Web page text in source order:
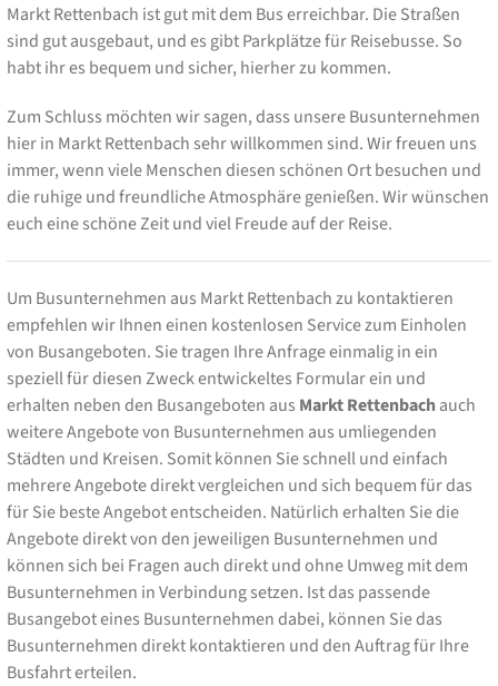
Markt Rettenbach ist gut mit dem Bus erreichbar. Die Straßen
sind gut ausgebaut, und es gibt Parkplätze für Reisebusse. So
habt ihr es bequem und sicher, hierher zu kommen.
Zum Schluss möchten wir sagen, dass unsere Busunternehmen
hier in Markt Rettenbach sehr willkommen sind. Wir freuen uns
immer, wenn viele Menschen diesen schönen Ort besuchen und
die ruhige und freundliche Atmosphäre genießen. Wir wünschen
euch eine schöne Zeit und viel Freude auf der Reise.
Um Busunternehmen aus Markt Rettenbach zu kontaktieren
empfehlen wir Ihnen einen kostenlosen Service zum Einholen
von Busangeboten. Sie tragen Ihre Anfrage einmalig in ein
speziell für diesen Zweck entwickeltes Formular ein und
erhalten neben den Busangeboten aus Markt Rettenbachauch
weitere Angebote von Busunternehmen aus umliegenden
Städten und Kreisen. Somit können Sie schnell und einfach
mehrere Angebote direkt vergleichen und sich bequem für das
für Sie beste Angebot entscheiden. Natürlich erhalten Sie die
Angebote direkt von den jeweiligen Busunternehmen und
können sich bei Fragen auch direkt und ohne Umweg mit dem
Busunternehmen in Verbindung setzen. Ist das passende
Busangebot eines Busunternehmen dabei, können Sie das
Busunternehmen direkt kontaktieren und den Auftrag für Ihre
Busfahrt erteilen.